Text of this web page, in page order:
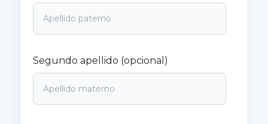
Segundo apellido (opcional)